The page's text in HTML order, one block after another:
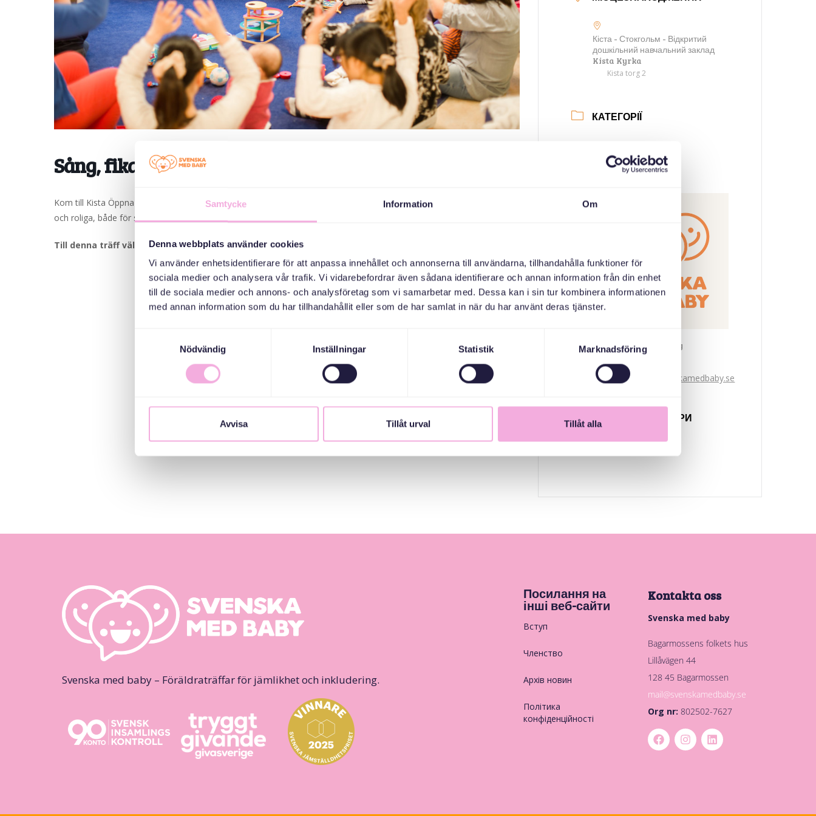
Samtycke Information Om
Denna webbplats använder cookies
Vi använder enhetsidentifierare för att anpassa innehållet och annonserna till användarna, tillhandahålla funktioner för
sociala medier och analysera vår trafik. Vi vidarebefordrar även sådana identifierare och annan information från din enhet
till de sociala medier och annons- och analysföretag som vi samarbetar med. Dessa kan i sin tur kombinera informationen
med annan information som du har tillhandahållit eller som de har samlat in när du har använt deras tjänster.
Nödvändig
Inställningar Statistik Marknadsföring
Avvisa Tillåt urval Tillåt alla
Sång, fika och massa kul.
Kom till Kista Öppna förskola. Träffa nya kompisar, kanske någon från ett annat land. Vi skapar möten som är viktiga
och roliga, både för stora och små.
Till denna träff välkomnar vi småbarnsfamiljer med barn upp till 2 år.
Кіста - Стокгольм - Відкритий
дошкільний навчальний заклад
Kista Kyrka
Kista torg 2
КАТЕГОРІЇ
Svenska med baby
Email
bokningen@svenskamedbaby.se
СПІВОРГАНІЗАТОРИ
Svenska med baby – Föräldraträffar för jämlikhet och inkludering.
Посилання на
інші веб-сайти
Вступ
Членство
Архів новин
Політика
конфіденційності
Kontakta oss
Svenska med baby
Bagarmossens folkets hus
Lillåvägen 44
128 45 Bagarmossen
mail@svenskamedbaby.se
Org nr: 802502-7627